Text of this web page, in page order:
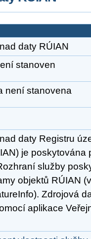
daty RÚIAN
stanoven
není stanovena
daty Registru
je poskytována
služby
objektů RÚIAN
Zdrojová
aplikace